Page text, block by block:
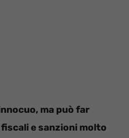
ma può far
e sanzioni molto